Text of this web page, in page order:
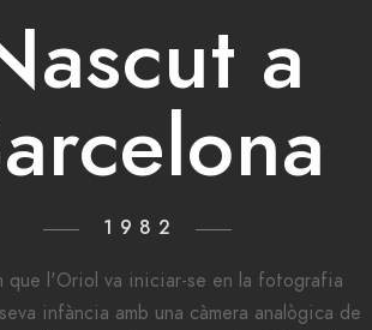
a
1982
que l'Oriol va iniciar-se en la fotografia
infància amb una càmera analògica de